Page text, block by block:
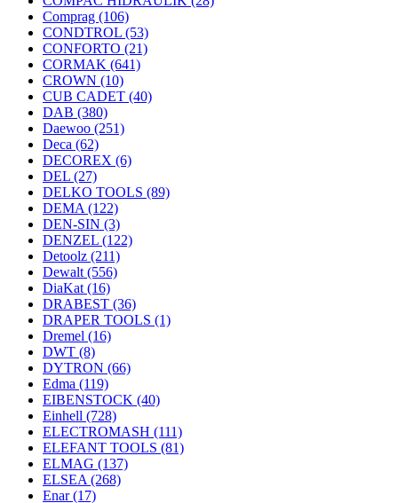
Comprag (106)
CONDTROL (53)
CONFORTO (21)
CORMAK (641)
CROWN (10)
CUB CADET (40)
DAB (380)
Daewoo (251)
Deca (62)
DECOREX (6)
DEL (27)
DELKO TOOLS (89)
DEMA (122)
DEN-SIN (3)
DENZEL (122)
Detoolz (211)
Dewalt (556)
DiaKat (16)
DRABEST (36)
DRAPER TOOLS (1)
Dremel (16)
DWT (8)
DYTRON (66)
Edma (119)
EIBENSTOCK (40)
Einhell (728)
ELECTROMASH (111)
ELEFANT TOOLS (81)
ELMAG (137)
ELSEA (268)
Enar(17)